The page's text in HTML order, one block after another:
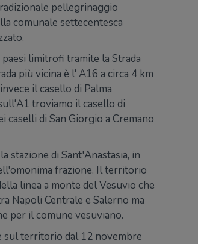
pellegrinaggio
comunale settecentesca
limitrofi tramite la Strada
più vicina è l' A16 a circa 4 km
il casello di Palma
troviamo il casello di
di San Giorgio a Cremano
stazione di Sant'Anastasia, in
frazione. Il territorio
linea a monte del Vesuvio che
Napoli Centrale e Salerno ma
per il comune vesuviano.
sul territorio dal 12 novembre